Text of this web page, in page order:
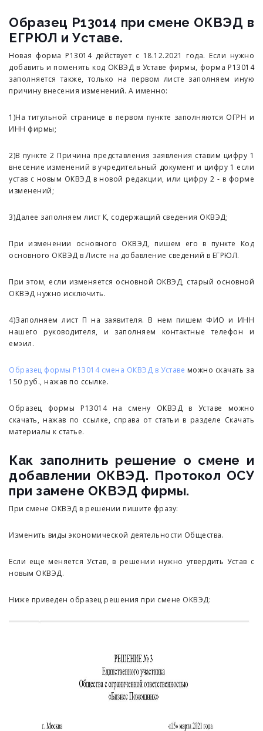
Образец Р13014 при смене ОКВЭД в
ЕГРЮЛ и Уставе.
Новая форма Р13014 действует с 18.12.2021 года. Если нужно
добавить и поменять код ОКВЭД в Уставе фирмы, форма Р13014
заполняется также, только на первом листе заполняем иную
причину внесения изменений. А именно:
1)На титульной странице в первом пункте заполняются ОГРН и
ИНН фирмы;
2)В пункте 2 Причина представления заявления ставим цифру 1
внесение изменений в учредительный документ и цифру 1 если
устав с новым ОКВЭД в новой редакции, или цифру 2 - в форме
изменений;
3)Далее заполняем лист К, содержащий сведения ОКВЭД;
При изменении основного ОКВЭД, пишем его в пункте Код
основного ОКВЭД в Листе на добавление сведений в ЕГРЮЛ.
При этом, если изменяется основной ОКВЭД, старый основной
ОКВЭД нужно исключить.
4)Заполняем лист П на заявителя. В нем пишем ФИО и ИНН
нашего руководителя, и заполняем контактные телефон и
емэил.
Образец формы Р13014 смена ОКВЭД в Уставе можно скачать за
150 руб., нажав по ссылке.
Образец формы Р13014 на смену ОКВЭД в Уставе можно
скачать, нажав по ссылке, справа от статьи в разделе Скачать
материалы к статье.
Как заполнить решение о смене и
добавлении ОКВЭД. Протокол ОСУ
при замене ОКВЭД фирмы.
При смене ОКВЭД в решении пишите фразу:
Изменить виды экономической деятельности Общества.
Если еще меняется Устав, в решении нужно утвердить Устав с
новым ОКВЭД.
Ниже приведен образец решения при смене ОКВЭД: